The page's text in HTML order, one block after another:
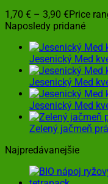
1,70 € – 3,90 €Price
Naposledy pridané
Jesenický Med
Jesenický Med
Jesenický Med
Zelený jačmeň
Najpredávanejšie